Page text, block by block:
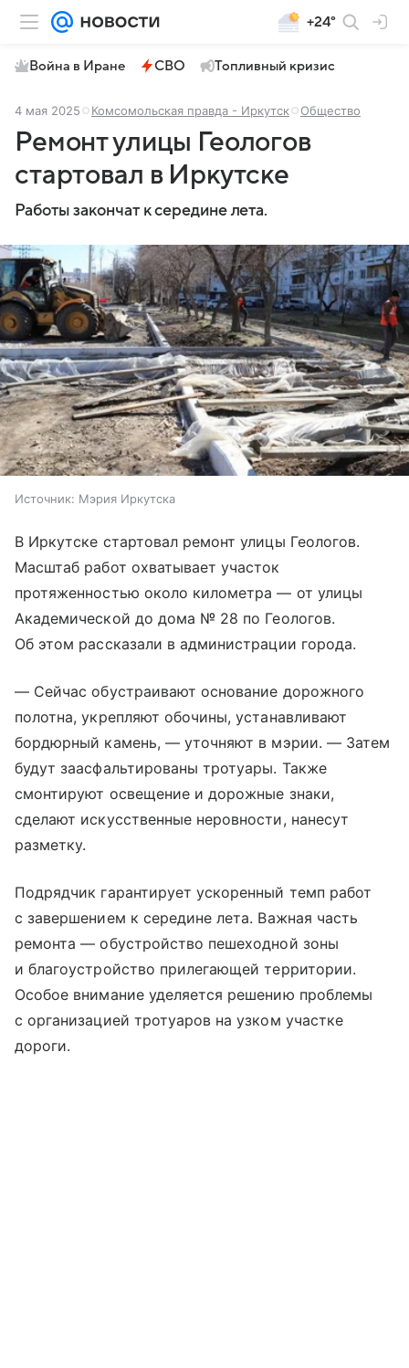
+24°
Война в Иране СВО Топливный кризис
4 мая 2025 Комсомольская правда - Иркутск Общество
Ремонт улицы Геологов
стартовал в Иркутске
Работы закончат к середине лета.
Источник: Мэрия Иркутска
В Иркутске стартовал ремонт улицы Геологов.
Масштаб работ охватывает участок
протяженностью около километра — от улицы
Академической до дома № 28 по Геологов.
Об этом рассказали в администрации города.
— Сейчас обустраивают основание дорожного
полотна, укрепляют обочины, устанавливают
бордюрный камень, — уточняют в мэрии. — Затем
будут заасфальтированы тротуары. Также
смонтируют освещение и дорожные знаки,
сделают искусственные неровности, нанесут
разметку.
Подрядчик гарантирует ускоренный темп работ
с завершением к середине лета. Важная часть
ремонта — обустройство пешеходной зоны
и благоустройство прилегающей территории.
Особое внимание уделяется решению проблемы
с организацией тротуаров на узком участке
дороги.